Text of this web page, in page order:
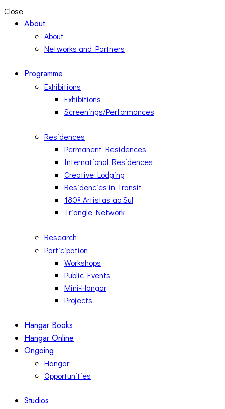
Close
About
About
Networks and Partners
Programme
Exhibitions
Exhibitions
Screenings/Performances
Residences
Permanent Residences
International Residences
Creative Lodging
Residencies in Transit
180º Artistas ao Sul
Triangle Network
Research
Participation
Workshops
Public Events
Mini-Hangar
Projects
Hangar Books
Hangar Online
Ongoing
Hangar
Opportunities
Studios